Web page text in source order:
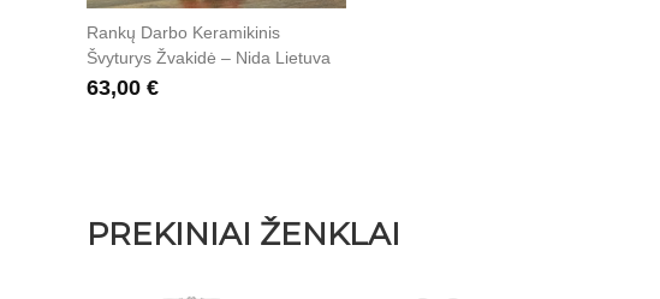
Rankų Darbo Keramikinis
Švyturys Žvakidė – Nida Lietuva
63,00 €
PREKINIAI ŽENKLAI